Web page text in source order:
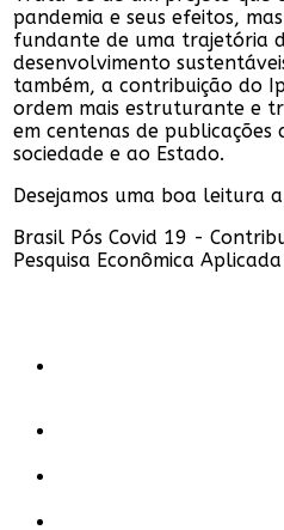
pandemia e seus efeitos,
fundante de uma trajetória
desenvolvimento
também, a contribuição do
ordem mais estruturante e
em centenas de publicações
sociedade e ao Estado.
Desejamos uma boa leitura
Brasil Pós Covid 19 -
Pesquisa Econômica Aplicada